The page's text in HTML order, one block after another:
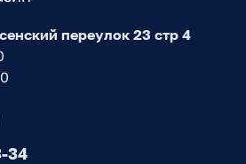
переулок 23 стр 4
34